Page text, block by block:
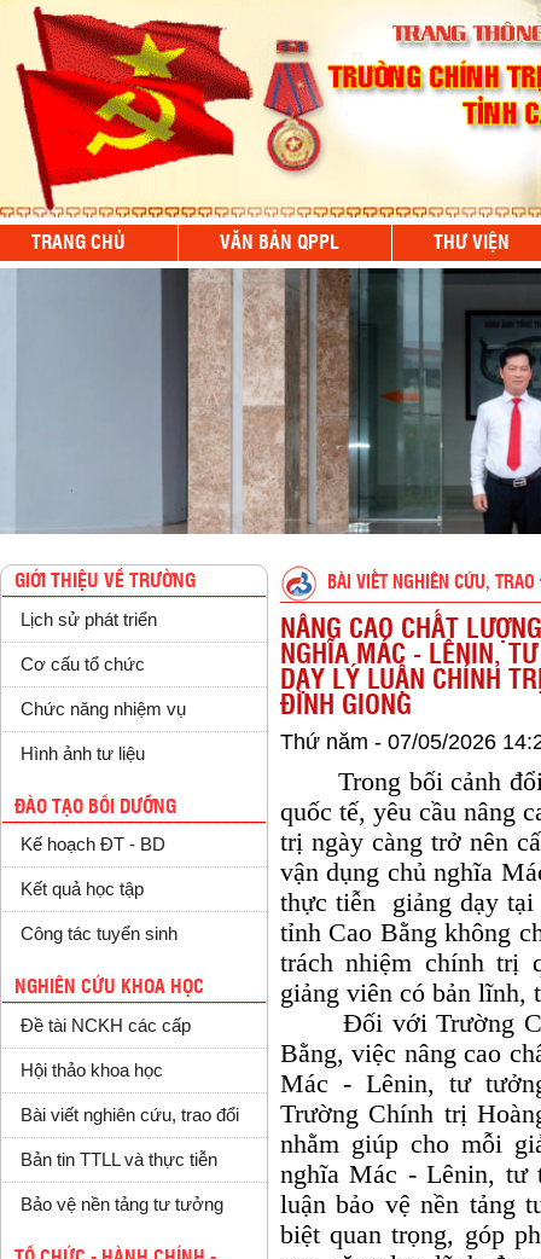
TRANG CHỦ VĂN BẢN QPPL THƯ VIỆN
GIỚI THIỆU VỀ TRƯỜNG
Lịch sử phát triển
Cơ cấu tổ chức
Chức năng nhiệm vụ
Hình ảnh tư liệu
ĐÀO TẠO BỒI DƯỠNG
Kế hoạch ĐT - BD
Kết quả học tập
Công tác tuyển sinh
NGHIÊN CỨU KHOA HỌC
Đề tài NCKH các cấp
Hội thảo khoa học
Bài viết nghiên cứu, trao đổi
Bản tin TTLL và thực tiễn
Bảo vệ nền tảng tư tưởng
BÀI VIẾT NGHIÊN CỨU,
NÂNG CAO CHẤT
NGHĨA MÁC - LÊNIN,
DẠY LÝ LUẬN CHÍNH
ĐÌNH GIONG
Thứ năm - 07/05/2026
Trong bối cảnh đổi
quốc tế, yêu cầu nâng
trị ngày càng trở nên
vận dụng chủ nghĩa
thực tiễn giảng dạy
tỉnh Cao Bằng không
trách nhiệm chính trị
giảng viên có bản lĩnh,
Đối với Trường
Bằng, việc nâng cao
Mác - Lênin, tư
Trường Chính trị
nhằm giúp cho mỗi
nghĩa Mác - Lênin,
luận bảo vệ nền tảng
biệt quan trọng, góp